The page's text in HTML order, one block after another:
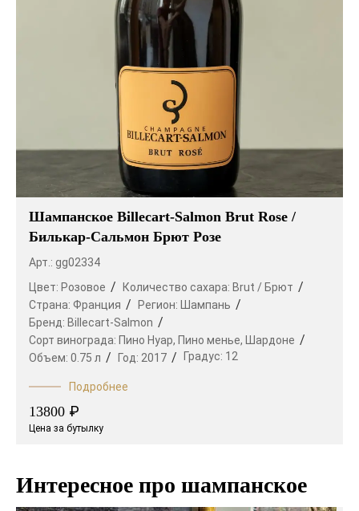
Шампанское Billecart-Salmon Brut Rose /
Билькар-Сальмон Брют Розе
Арт.: gg02334
Цвет: Розовое Количество сахара: Brut / Брют
Страна: Франция Регион: Шампань
Бренд: Billecart-Salmon
Сорт винограда: Пино Нуар, Пино менье, Шардоне
Объем: 0.75 л Год: 2017 Градус: 12
Подробнее
13800 ₽
Цена за бутылку
Интересное про шампанское